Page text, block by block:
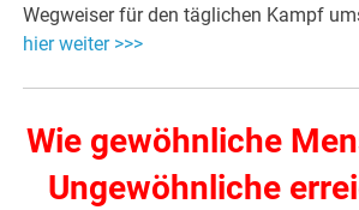
Wegweiser für den täglichen Kampf
hier weiter >>>
Wie gewöhnliche
Ungewöhnliche